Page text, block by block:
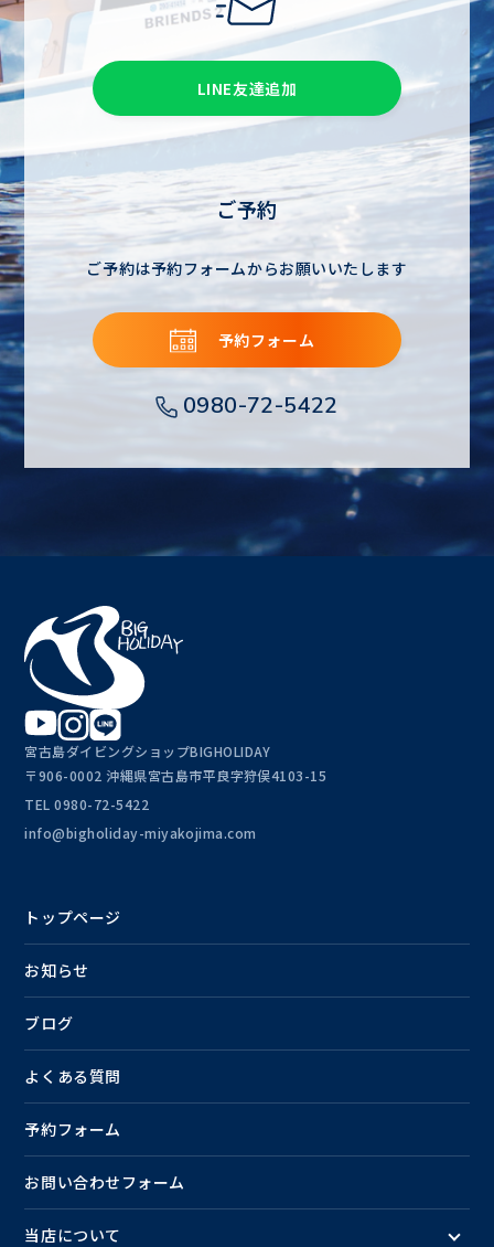
LINE友達追加
ご予約
ご予約は予約フォームからお願いいたします
予約フォーム
0980-72-5422
宮古島ダイビングショップBIGHOLIDAY
〒906-0002 沖縄県宮古島市平良字狩俣4103-15
TEL0980-72-5422
info@bigholiday-miyakojima.com
トップページ
お知らせ
ブログ
よくある質問
予約フォーム
お問い合わせフォーム
当店について